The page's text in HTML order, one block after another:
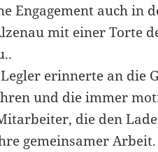
Engagement auch in
mit einer Torte
erinnerte an die
und die immer
die den
gemeinsamer Arbeit.